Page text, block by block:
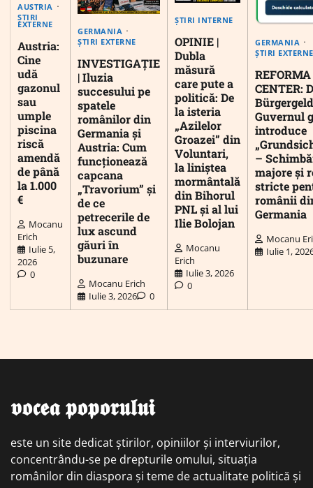
AUSTRIA
ȘTIRI
EXTERNE
Austria:
Cine
udă
gazonul
sau
umple
piscina
riscă
amendă
de până
la 1.000
€
Mocanu
Erich
Iulie 5,
2026
0
GERMANIA
ȘTIRI EXTERNE
INVESTIGAȚIE
| Iluzia
succesului pe
spatele
românilor din
Germania și
Austria: Cum
funcționează
capcana
„Travorium” și
de ce
petrecerile de
lux ascund
găuri în
buzunare
Mocanu Erich
Iulie 3, 2026
0
ȘTIRI INTERNE
OPINIE |
Dubla
măsură
care pute a
politică: De
la isteria
„Azilelor
Groazei” din
Voluntari,
la liniștea
mormântală
din Bihorul
PNL și al lui
Ilie Bolojan
Mocanu
Erich
Iulie 3, 2026
0
GERMANIA
ȘTIRI EXTERNE
CENTER:
Guvernul
introduce
–
majore și
stricte
românii
Germania
Mocanu
Iulie 1,
𝖛𝖔𝖈𝖊𝖆 𝖕𝖔𝖕𝖔𝖗𝖚𝖑𝖚𝖎
este un site dedicat știrilor, opiniilor și interviurilor,
concentrându-se pe drepturile omului, situația
românilor din diaspora și teme de actualitate politică și